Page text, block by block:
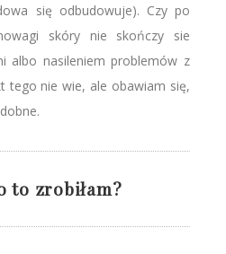
się odbudowuje). Czy po
skóry nie skończy sie
albo nasileniem problemów z
tego nie wie, ale obawiam się,
to zrobiłam?